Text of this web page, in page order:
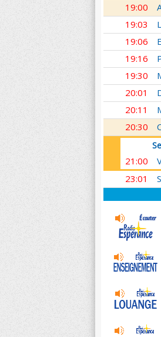
19:00
19:03
19:06
19:16
19:30
20:01
20:11
20:30
21:00
23:01